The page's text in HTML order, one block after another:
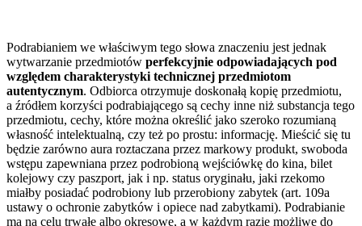
Podrabianiem we właściwym tego słowa znaczeniu jest jednak
wytwarzanie przedmiotów perfekcyjnie odpowiadających pod
względem charakterystyki technicznej przedmiotom
autentycznym. Odbiorca otrzymuje doskonałą kopię przedmiotu,
a źródłem korzyści podrabiającego są cechy inne niż substancja tego
przedmiotu, cechy, które można określić jako szeroko rozumianą
własność intelektualną, czy też po prostu: informację. Mieścić się tu
będzie zarówno aura roztaczana przez markowy produkt, swoboda
wstępu zapewniana przez podrobioną wejściówkę do kina, bilet
kolejowy czy paszport, jak i np. status oryginału, jaki rzekomo
miałby posiadać podrobiony lub przerobiony zabytek (art. 109a
ustawy o ochronie zabytków i opiece nad zabytkami). Podrabianie
ma na celu trwałe albo okresowe, a w każdym razie możliwe do